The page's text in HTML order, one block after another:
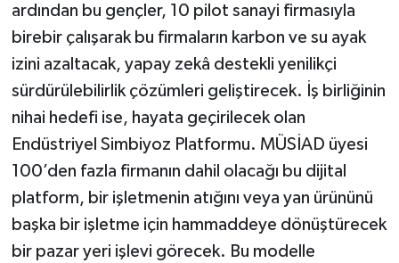
ardından bu gençler, 10 pilot sanayi firmasıyla
birebir çalışarak bu firmaların karbon ve su ayak
izini azaltacak, yapay zekâ destekli yenilikçi
sürdürülebilirlik çözümleri geliştirecek. İş birliğinin
nihai hedefi ise, hayata geçirilecek olan
Endüstriyel Simbiyoz Platformu. MÜSİAD üyesi
100’den fazla firmanın dahil olacağı bu dijital
platform, bir işletmenin atığını veya yan ürününü
başka bir işletme için hammaddeye dönüştürecek
bir pazar yeri işlevi görecek. Bu modelle